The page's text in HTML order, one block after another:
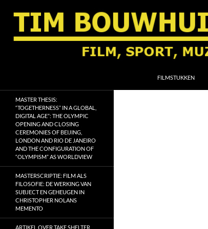
naar
inhoud
FILMSTUKKEN
geschiedenis
MASTER THESIS:
“TOGETHERNESS” IN A GLOBAL,
DIGITAL AGE”: THE OLYMPIC
OPENING AND CLOSING
CEREMONIES OF BEIJING,
LONDON AND RIO DE JANEIRO
AND THE CONFIGURATION OF
“OLYMPISM” AS WORLDVIEW
MASTERSCRIPTIE: FILM ALS
FILOSOFIE: DE WERKING VAN
SUBJECT EN GEHEUGEN IN
CHRISTOPHER NOLANS
MEMENTO
ARTIKEL OVER TAKE SHELTER